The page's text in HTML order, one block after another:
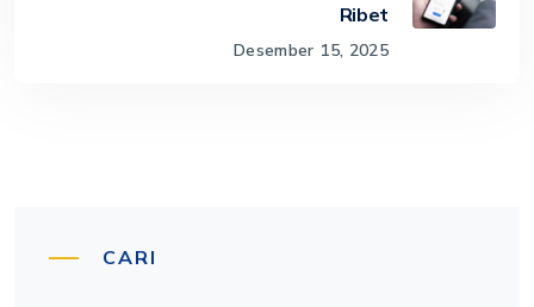
Ribet
Desember 15, 2025
CARI